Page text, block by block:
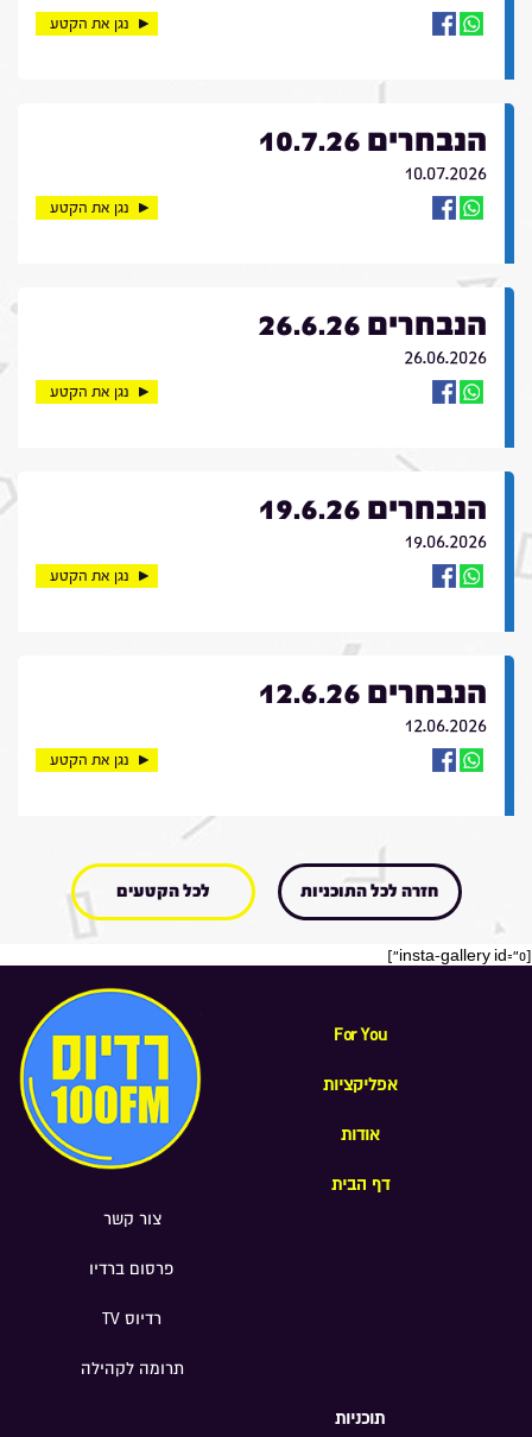
נגן את הקטע
הנבחרים 10.7.26
10.07.2026
נגן את הקטע
הנבחרים 26.6.26
26.06.2026
נגן את הקטע
הנבחרים 19.6.26
19.06.2026
נגן את הקטע
הנבחרים 12.6.26
12.06.2026
נגן את הקטע
חזרה לכל התוכניות לכל הקטעים
[insta-gallery id="0"]
For You
אפליקציות
אודות
דף הבית
צור קשר
פרסום ברדיו
רדיוס TV
תרומה לקהילה
תוכניות